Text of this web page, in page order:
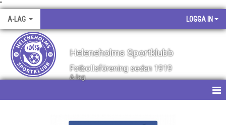
"
A-LAG LOGGA IN
Heleneholms Sportklubb
Fotbollsförening sedan 1919
A-lag